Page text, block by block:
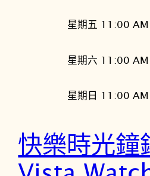
星期五 11:00
星期六 11:00
星期日 11:00
快樂時光